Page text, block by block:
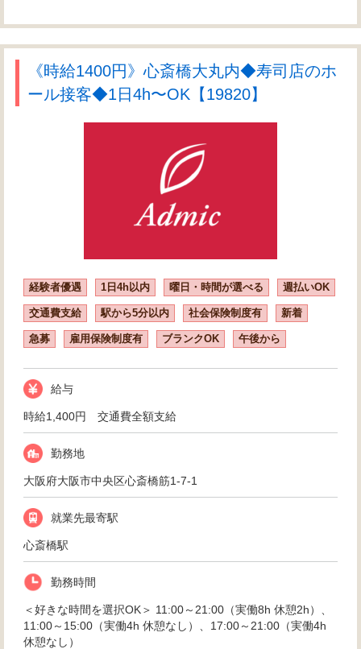
《時給1400円》心斎橋大丸内◆寿司店のホ
ール接客◆1日4h〜OK【19820】
経験者優遇 1日4h以内 曜日・時間が選べる 週払いOK
交通費支給 駅から5分以内 社会保険制度有 新着
急募 雇用保険制度有 ブランクOK 午後から
給与
時給1,400円 交通費全額支給
勤務地
大阪府大阪市中央区心斎橋筋1-7-1
就業先最寄駅
心斎橋駅
勤務時間
＜好きな時間を選択OK＞ 11:00～21:00（実働8h 休憩2h）、
11:00～15:00（実働4h 休憩なし）、17:00～21:00（実働4h
休憩なし）